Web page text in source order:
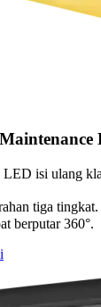
isi ulang
tiga tingkat.
berputar 360°.